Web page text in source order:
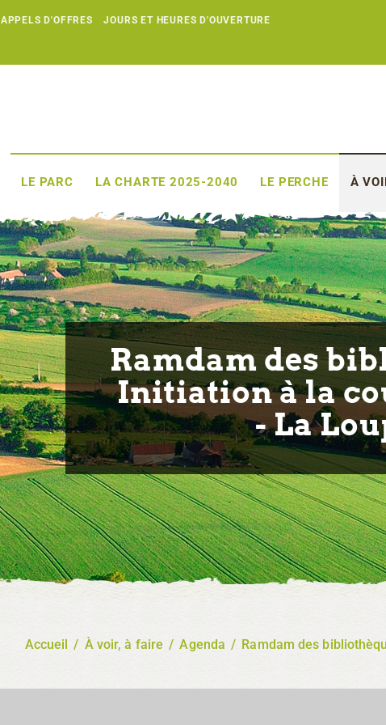
APPELS D'OFFRES JOURS ET HEURES D'OUVERTURE
LE PARC LA CHARTE 2025-2040 LE PERCHE À
Ramdam des
Initiation à la
- La
Accueil / À voir, à faire / Agenda / Ramdam des